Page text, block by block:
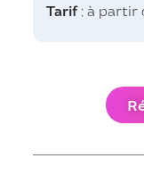
Tarif: à partir